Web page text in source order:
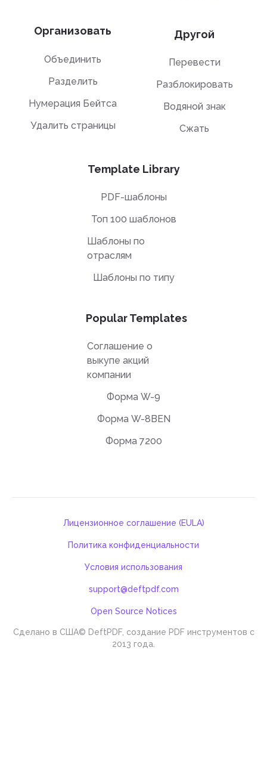
Организовать
Объединить
Разделить
Нумерация Бейтса
Удалить страницы
Другой
Перевести
Разблокировать
Водяной знак
Сжать
Template Library
PDF-шаблоны
Топ 100 шаблонов
Шаблоны по
отраслям
Шаблоны по типу
Popular Templates
Соглашение о
выкупе акций
компании
Форма W-9
Форма W-8BEN
Форма 7200
Сделано в США© DeftPDF, создание PDF инструментов с
2013 года.
Лицензионное соглашение (EULA)
Политика конфиденциальности
Условия использования
support@deftpdf.com
Open Source Notices